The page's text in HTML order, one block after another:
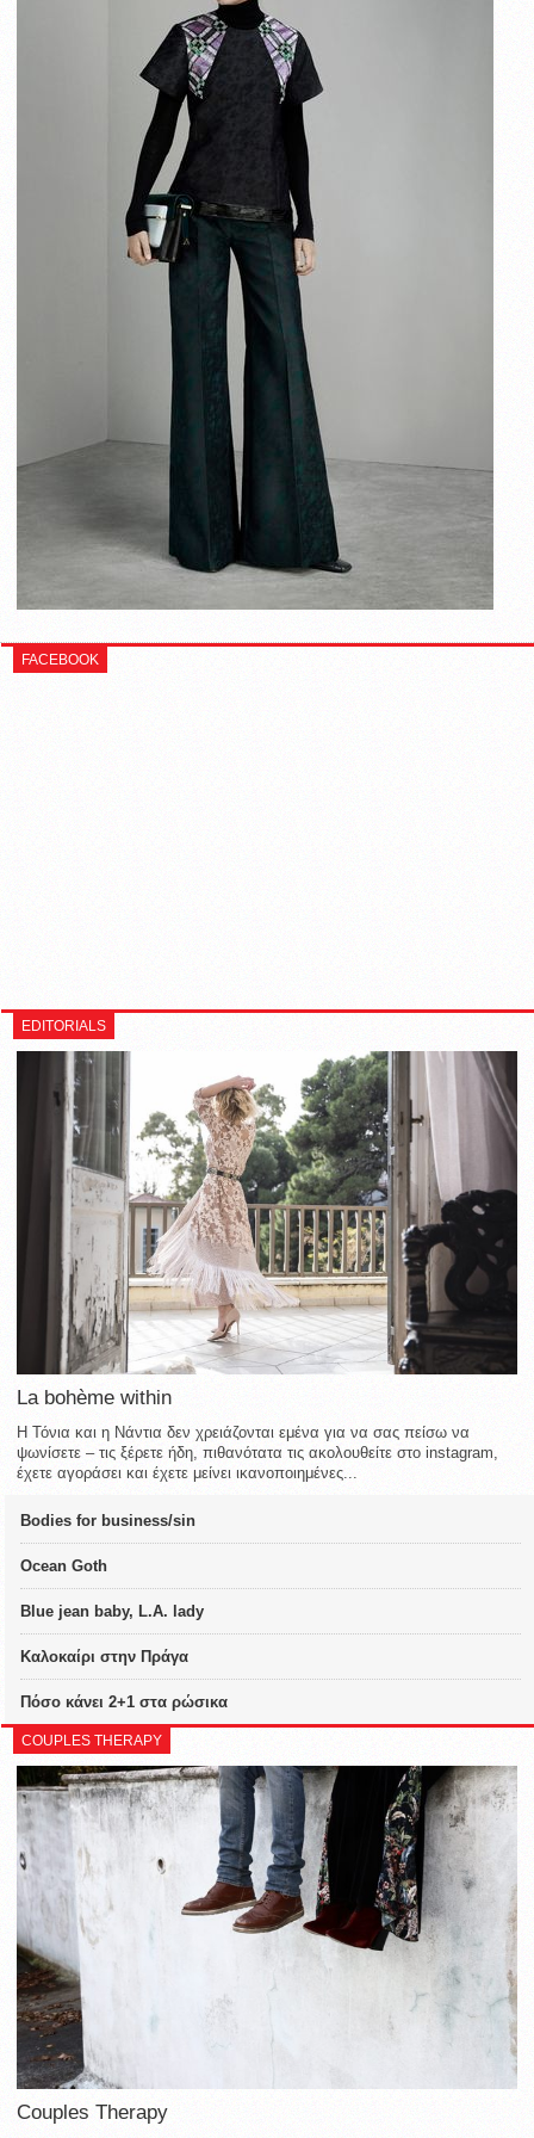
FACEBOOK
EDITORIALS
La bohème within
Η Τόνια και η Νάντια δεν χρειάζονται εμένα για να σας πείσω να
ψωνίσετε – τις ξέρετε ήδη, πιθανότατα τις ακολουθείτε στο instagram,
έχετε αγοράσει και έχετε μείνει ικανοποιημένες...
Bodies for business/sin
Ocean Goth
Blue jean baby, L.A. lady
Καλοκαίρι στην Πράγα
Πόσο κάνει 2+1 στα ρώσικα
COUPLES THERAPY
Couples Therapy